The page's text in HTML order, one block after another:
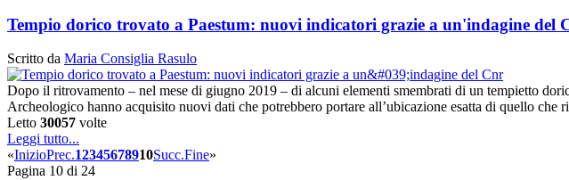
Tempio dorico trovato a Paestum: nuovi indicatori grazie a un'indagine del
Scritto da Maria Consiglia Rasulo
Dopo il ritrovamento – nel mese di giugno 2019 – di alcuni elementi smembrati di un tempietto
Archeologico hanno acquisito nuovi dati che potrebbero portare all’ubicazione esatta di quello che
Letto 30057 volte
Leggi tutto...
«InizioPrec.12345678910Succ.Fine»
Pagina 10 di 24